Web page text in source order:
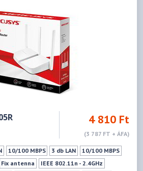
4 810 Ft
(3 787 FT + ÁFA)
10/100 MBPS 3 db LAN
10/100 MBPS
Fix antenna
IEEE 802.11n - 2.4GHz